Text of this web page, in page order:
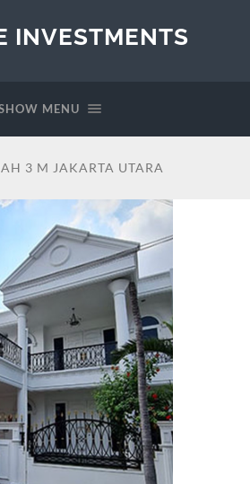
INVESTMENTS
MENU
3 M JAKARTA UTARA